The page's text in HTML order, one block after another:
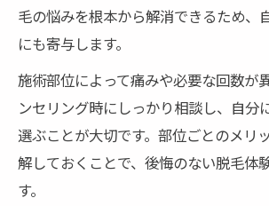
毛の悩みを根本から解消できるため、
にも寄与します。
施術部位によって痛みや必要な回数が
ンセリング時にしっかり相談し、自分
選ぶことが大切です。部位ごとのメリ
解しておくことで、後悔のない脱毛体
す。